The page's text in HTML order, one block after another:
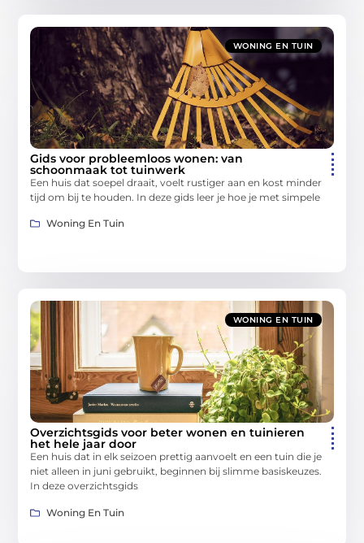
WONING EN TUIN
Gids voor probleemloos wonen: van
schoonmaak tot tuinwerk
Een huis dat soepel draait, voelt rustiger aan en kost minder
tijd om bij te houden. In deze gids leer je hoe je met simpele
Woning En Tuin
WONING EN TUIN
Overzichtsgids voor beter wonen en tuinieren
het hele jaar door
Een huis dat in elk seizoen prettig aanvoelt en een tuin die je
niet alleen in juni gebruikt, beginnen bij slimme basiskeuzes.
In deze overzichtsgids
Woning En Tuin